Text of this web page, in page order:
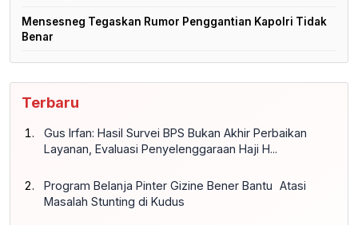
Mensesneg Tegaskan Rumor Penggantian Kapolri Tidak
Benar
Terbaru
Gus Irfan: Hasil Survei BPS Bukan Akhir Perbaikan
Layanan, Evaluasi Penyelenggaraan Haji H...
Program Belanja Pinter Gizine Bener Bantu Atasi
Masalah Stunting di Kudus